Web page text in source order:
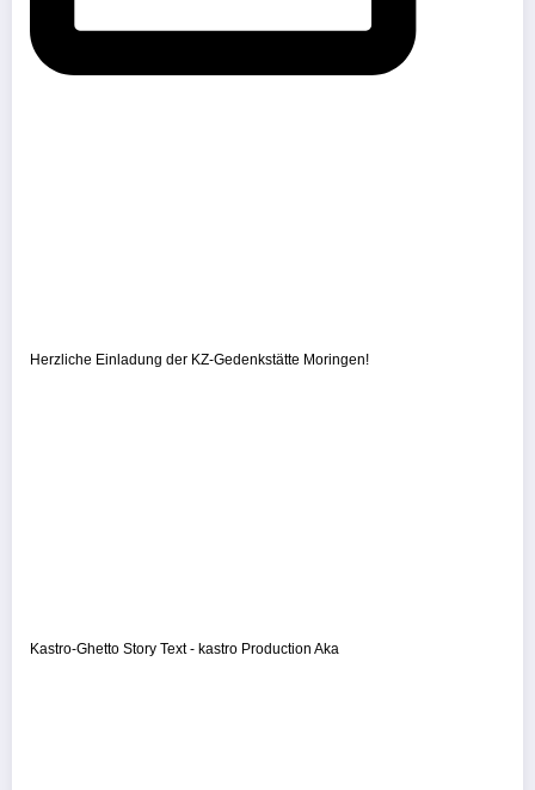
Herzliche Einladung der KZ-Gedenkstätte Moringen!
Kastro-Ghetto Story Text - kastro Production Aka